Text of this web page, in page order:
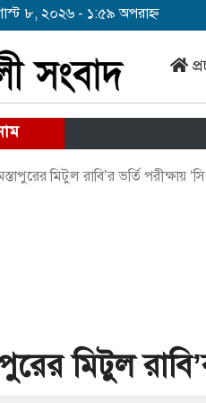
৮, ২০২৬ - ১:৫৯ অপরাহ্ন
মিটুল রাবি’র ভর্তি পরীক্ষায়
মিটুল